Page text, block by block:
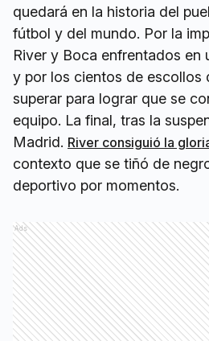
quedará en la historia del
fútbol y del mundo. Por la
River y Boca enfrentados en
y por los cientos de escollos
superar para lograr que se
equipo. La final, tras la
Madrid. River consiguió la
contexto que se tiñó de
deportivo por momentos.
Ads